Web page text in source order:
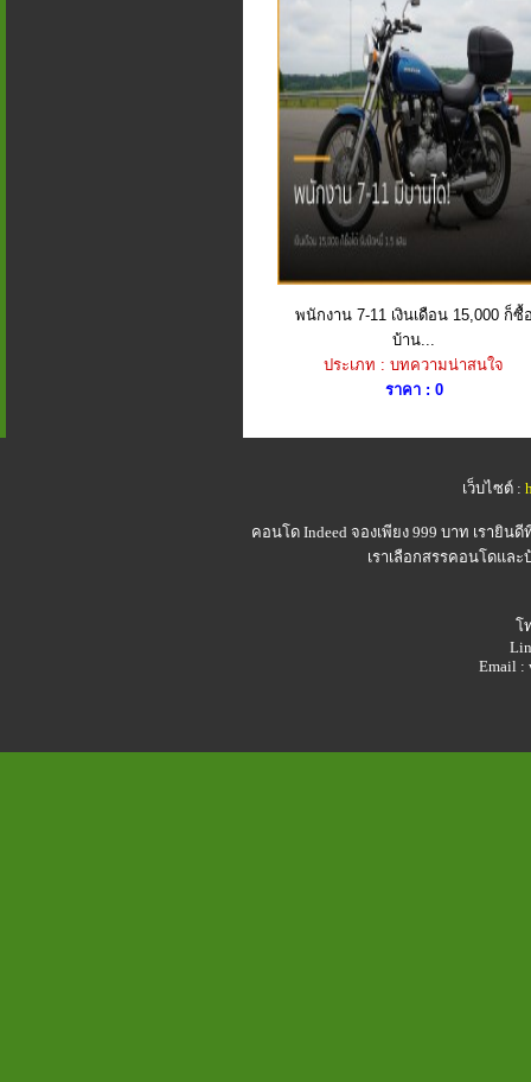
พนักงาน 7-11 เงินเดือน 15,000 ก็ซื้
บ้าน...
ประเภท : บทความน่าสนใจ
ราคา : 0
เว็บไซต์ :
คอนโด Indeedจองเพียง 999 บาท เรายิน
เราเลือกสรรคอนโดแล
โ
Email :